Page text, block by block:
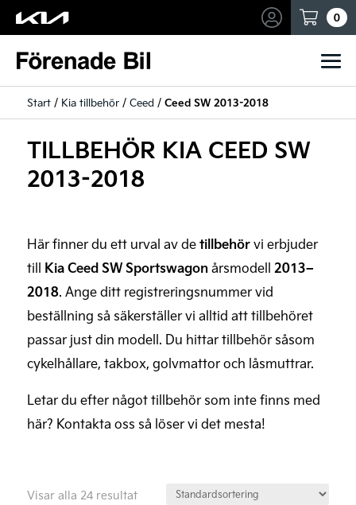
0
Start/ Kia tillbehör/ Ceed / Ceed SW 2013-2018
TILLBEHÖR KIA CEED SW
2013-2018
Här finner du ett urval av detillbehörvi erbjuder
till Kia Ceed SW Sportswagonårsmodell 2013–
2018. Ange ditt registreringsnummer vid
beställning så säkerställer vi alltid att tillbehöret
passar just din modell. Du hittar tillbehör såsom
cykelhållare, takbox, golvmattor och låsmuttrar.
Letar du efter något tillbehör som inte finns med
här? Kontakta oss så löser vi det mesta!
Visar alla 24 resultat